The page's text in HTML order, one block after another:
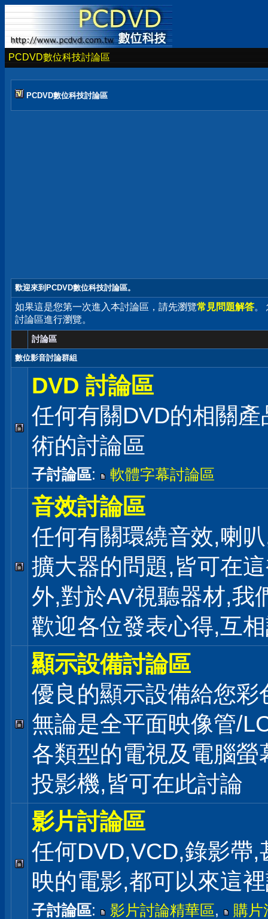
PCDVD數位科技討論區
PCDVD數位科技討論區
歡迎來到PCDVD數位科技討論區。
如果這是您第一次進入本討論區，請先瀏覽常見問題解答。
討論區進行瀏覽。
討論區
數位影音討論群組
DVD 討論區
任何有關DVD的相關
術的討論區
子討論區: 軟體字幕討論區
音效討論區
任何有關環繞音效,喇
擴大器的問題,皆可在
外,對於AV視聽器材,我
歡迎各位發表心得,互
顯示設備討論區
優良的顯示設備給您彩
無論是全平面映像管/
各類型的電視及電腦螢
投影機,皆可在此討論
影片討論區
任何DVD,VCD,錄影帶,
映的電影,都可以來這
子討論區: 影片討論精華區, 購片